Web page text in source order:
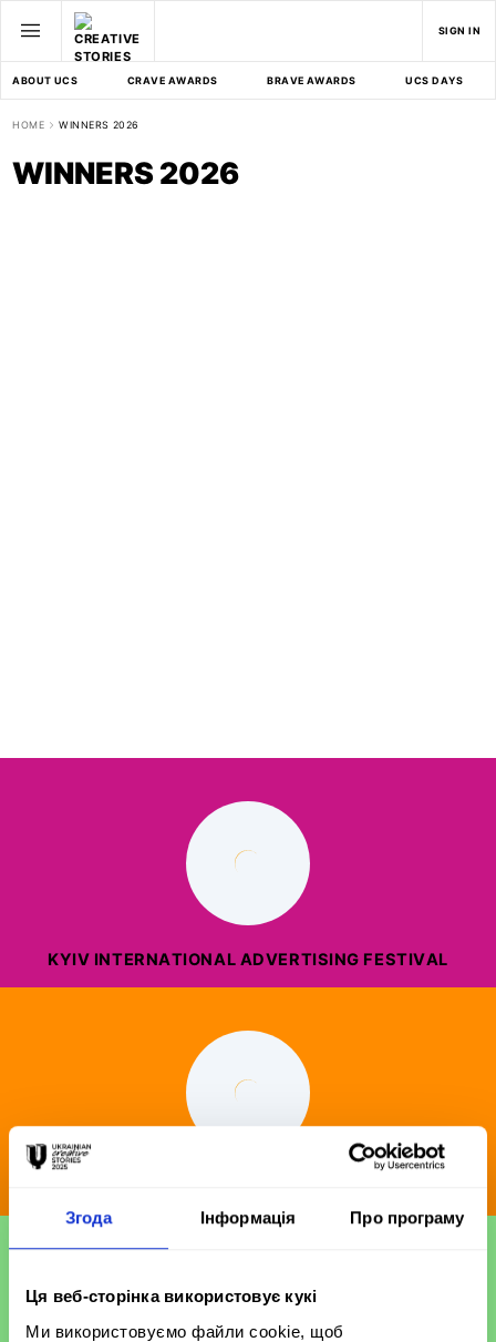
Згода Інформація Про програму
Ця веб-сторінка використовує кукі
Ми використовуємо файли cookie, щоб
SIGN IN
ABOUT UCS CRAVE AWARDS BRAVE AWARDS UCS DAYS
HOME WINNERS 2026
WINNERS 2026
KYIV INTERNATIONAL ADVERTISING FESTIVAL